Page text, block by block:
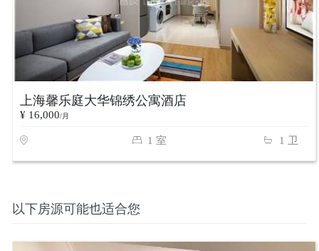
上海馨乐庭大华锦绣公寓酒店
¥ 16,000/月
1 室 1 卫
以下房源可能也适合您